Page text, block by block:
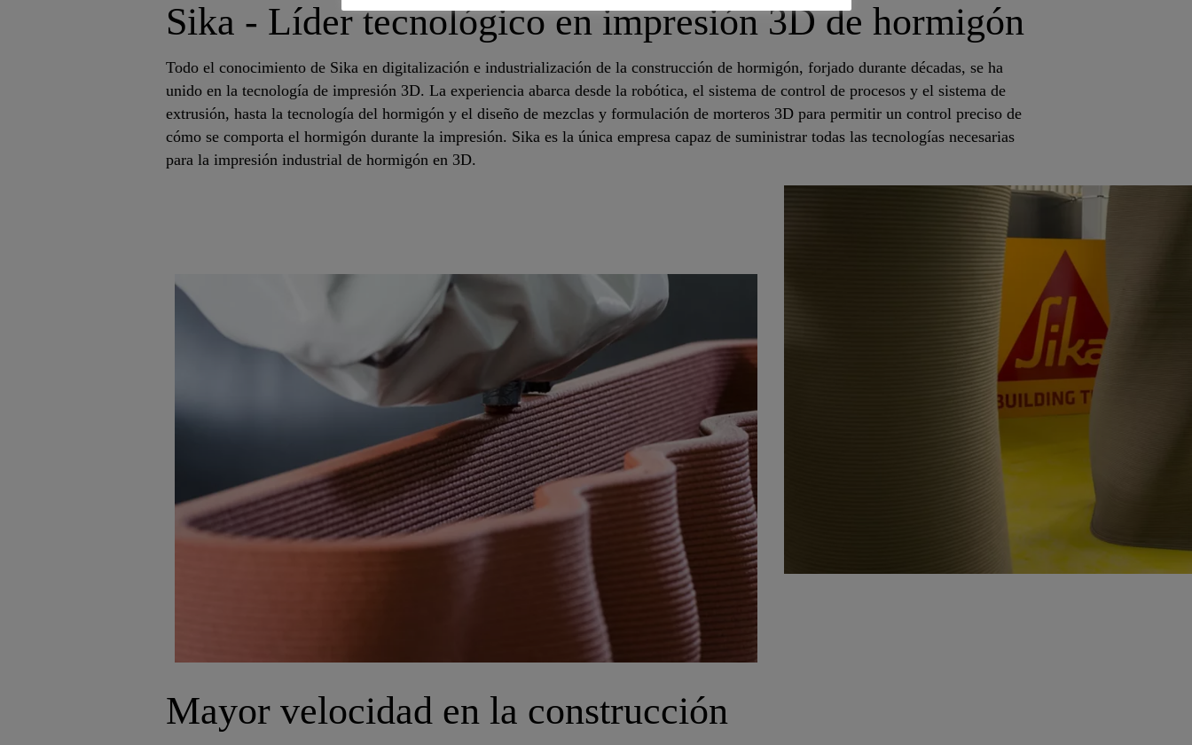
Sika - Líder tecnológico en impresión 3D de hormigón
Todo el conocimiento de Sika en digitalización e industrialización de la construcción de hormigón, forjado durante décadas, se ha
unido en la tecnología de impresión 3D. La experiencia abarca desde la robótica, el sistema de control de procesos y el sistema de
extrusión, hasta la tecnología del hormigón y el diseño de mezclas y formulación de morteros 3D para permitir un control preciso de
cómo se comporta el hormigón durante la impresión. Sika es la única empresa capaz de suministrar todas las tecnologías necesarias
para la impresión industrial de hormigón en 3D.
Mayor velocidad en la construcción